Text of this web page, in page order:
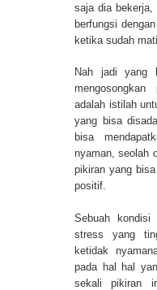
saja dia
berfungsi
ketika sudah mati.
Nah jadi yang
adalah istilah
yang bisa
bisa
nyaman, seolah
pikiran yang
positif.
Sebuah
stress yang
ketidak
pada hal hal
sekali pikiran